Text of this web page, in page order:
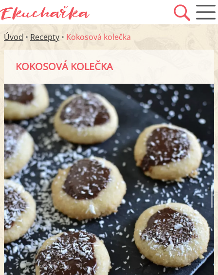
Úvod • Recepty • Kokosová kolečka
KOKOSOVÁ KOLEČKA